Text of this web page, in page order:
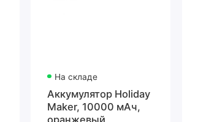
На складе
Аккумулятор Holiday
Maker, 10000 мАч,
оранжевый